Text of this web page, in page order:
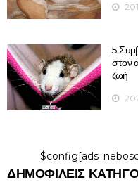
5
στον
ζωή
ΔΗΜΟΦΙΛΕΊΣ